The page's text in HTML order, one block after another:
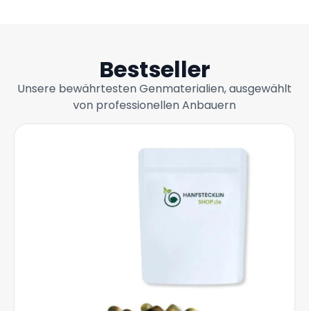
Bestseller
Unsere bewährtesten Genmaterialien, ausgewählt
von professionellen Anbauern